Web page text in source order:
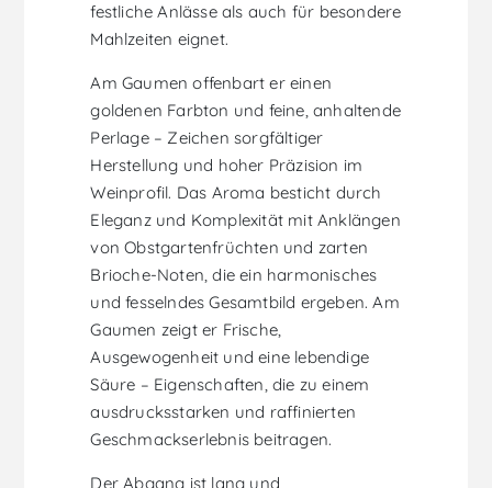
festliche Anlässe als auch für besondere
Mahlzeiten eignet.
Am Gaumen offenbart er einen
goldenen Farbton und feine, anhaltende
Perlage – Zeichen sorgfältiger
Herstellung und hoher Präzision im
Weinprofil. Das Aroma besticht durch
Eleganz und Komplexität mit Anklängen
von Obstgartenfrüchten und zarten
Brioche-Noten, die ein harmonisches
und fesselndes Gesamtbild ergeben. Am
Gaumen zeigt er Frische,
Ausgewogenheit und eine lebendige
Säure – Eigenschaften, die zu einem
ausdrucksstarken und raffinierten
Geschmackserlebnis beitragen.
Der Abgang ist lang und